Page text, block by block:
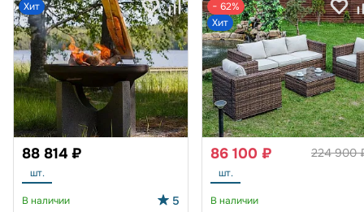
Хит
88 814 ₽
шт.
В наличии 5
− 62%
Хит
224 900
86 100 ₽
шт.
В наличии